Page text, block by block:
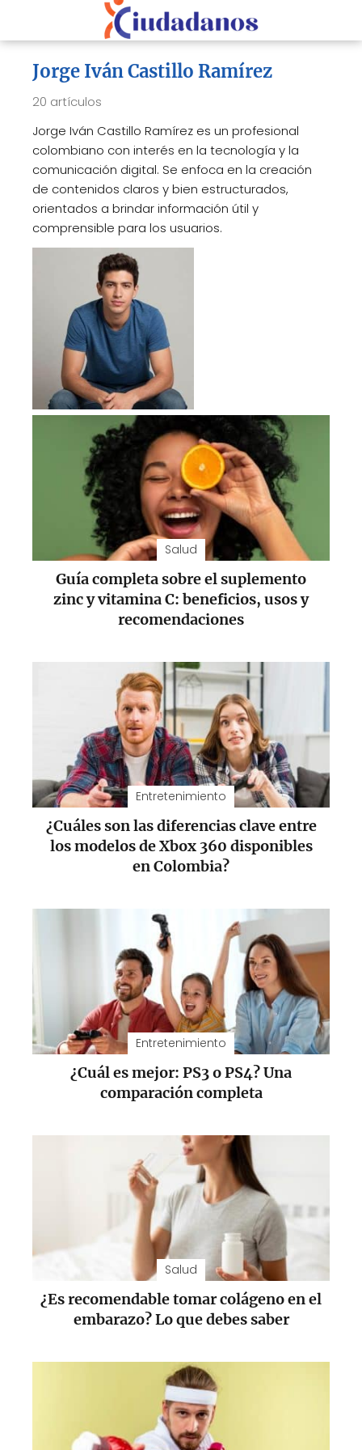
Jorge Iván Castillo Ramírez
20 artículos
Jorge Iván Castillo Ramírez es un profesional
colombiano con interés en la tecnología y la
comunicación digital. Se enfoca en la creación
de contenidos claros y bien estructurados,
orientados a brindar información útil y
comprensible para los usuarios.
Salud
Guía completa sobre el suplemento
zinc y vitamina C: beneficios, usos y
recomendaciones
Entretenimiento
¿Cuáles son las diferencias clave entre
los modelos de Xbox 360 disponibles
en Colombia?
Entretenimiento
¿Cuál es mejor: PS3 o PS4? Una
comparación completa
Salud
¿Es recomendable tomar colágeno en el
embarazo? Lo que debes saber